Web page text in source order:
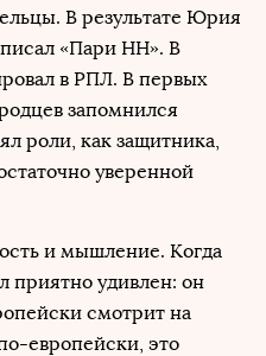
В результате Юрия
«Пари НН». В
в РПЛ. В первых
запомнился
роли, как защитника,
уверенной
и мышление. Когда
приятно удивлен: он
смотрит на
европейски, это